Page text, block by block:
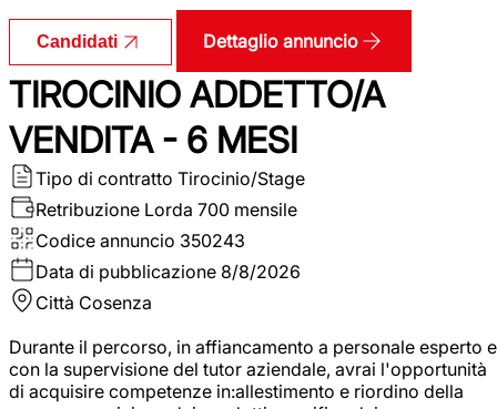
Candidati Dettaglio annuncio
TIROCINIO ADDETTO/A
VENDITA - 6 MESI
Tipo di contratto Tirocinio/Stage
Retribuzione Lorda 700 mensile
Codice annuncio 350243
Data di pubblicazione 8/8/2026
Città Cosenza
Durante il percorso, in affiancamento a personale esperto e
con la supervisione del tutor aziendale, avrai l'opportunità
di acquisire competenze in:allestimento e riordino della